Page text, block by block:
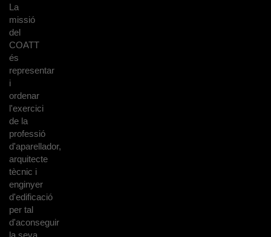
La
missió
del
COATT
és
representar
i
ordenar
l'exercici
de la
professió
d'aparellador,
arquitecte
tècnic i
enginyer
d'edificació
per tal
d'aconseguir
la seva